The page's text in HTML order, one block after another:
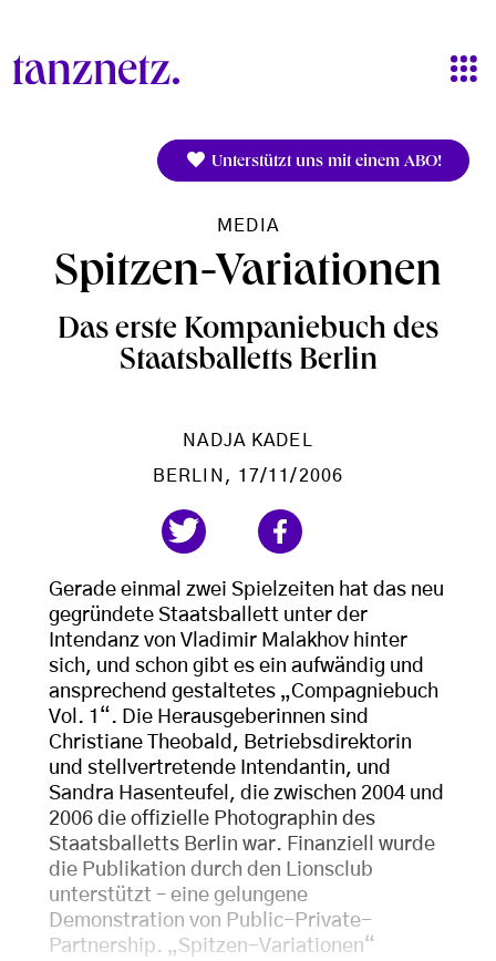
Unterstützt uns mit einem ABO!
MEDIA
Spitzen-Variationen
Das erste Kompaniebuch des
Staatsballetts Berlin
NADJA KADEL
BERLIN , 17/11/2006
Gerade einmal zwei Spielzeiten hat das neu
gegründete Staatsballett unter der
Intendanz von Vladimir Malakhov hinter
sich, und schon gibt es ein aufwändig und
ansprechend gestaltetes „Compagniebuch
Vol. 1“. Die Herausgeberinnen sind
Christiane Theobald, Betriebsdirektorin
und stellvertretende Intendantin, und
Sandra Hasenteufel, die zwischen 2004 und
2006 die offizielle Photographin des
Staatsballetts Berlin war. Finanziell wurde
die Publikation durch den Lionsclub
unterstützt – eine gelungene
Demonstration von Public-Private-
Partnership. „Spitzen-Variationen“